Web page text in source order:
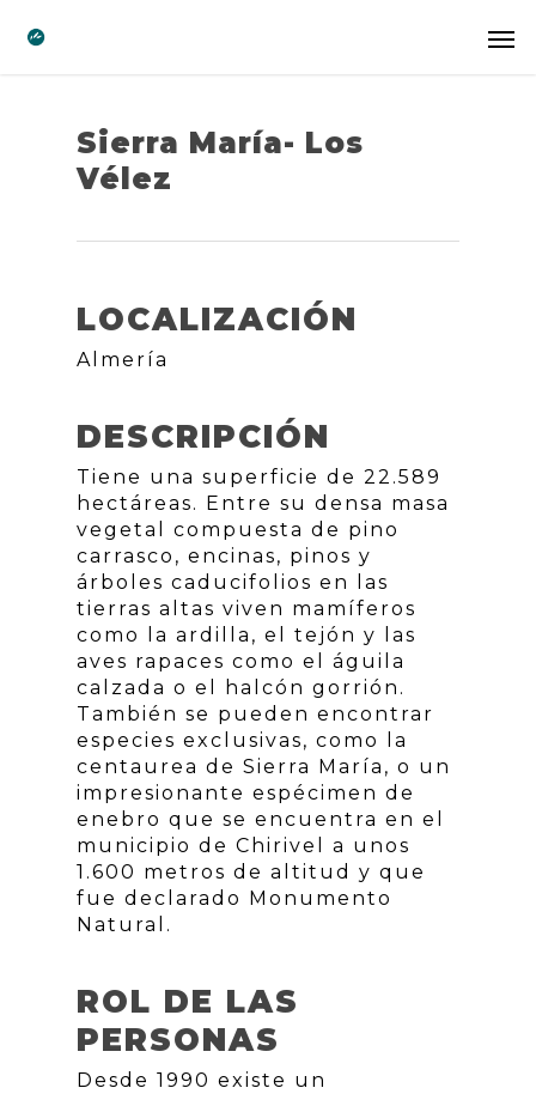
Sierra María- Los
Vélez
LOCALIZACIÓN
Almería
DESCRIPCIÓN
Tiene una superficie de 22.589
hectáreas. Entre su densa masa
vegetal compuesta de pino
carrasco, encinas, pinos y
árboles caducifolios en las
tierras altas viven mamíferos
como la ardilla, el tejón y las
aves rapaces como el águila
calzada o el halcón gorrión.
También se pueden encontrar
especies exclusivas, como la
centaurea de Sierra María, o un
impresionante espécimen de
enebro que se encuentra en el
municipio de Chirivel a unos
1.600 metros de altitud y que
fue declarado Monumento
Natural.
ROL DE LAS
PERSONAS
Desde 1990 existe un